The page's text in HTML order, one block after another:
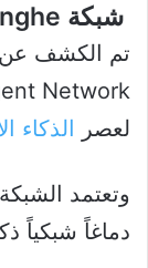
شبكة Xinghe الذكية – الجيل الجديد
تم الكشف عن
لعصر الذكاء
وتعتمد
دماغاً شبكياً